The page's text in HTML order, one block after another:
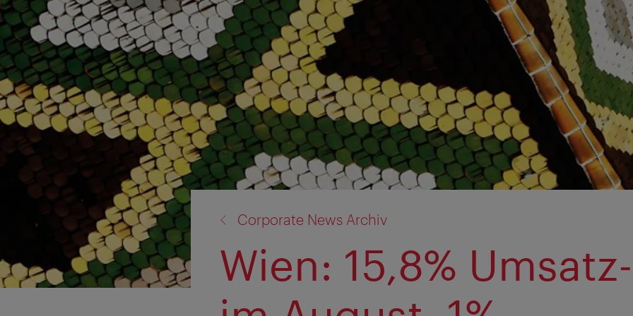
Corporate News Archiv
Wien: 15,8%